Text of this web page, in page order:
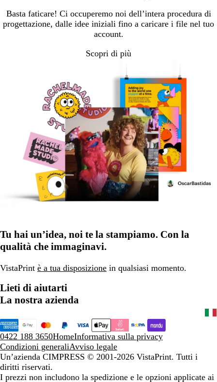
Basta faticare! Ci occuperemo noi dell’intera procedura di
progettazione, dalle idee iniziali fino a caricare i file nel tuo
account.
Scopri di più
Tu hai un’idea, noi te la stampiamo. Con la
qualità che immaginavi.
VistaPrint è a tua disposizione in qualsiasi momento.
Lieti di aiutarti
La nostra azienda
0422 188 3650HomeInformativa sulla privacy
Condizioni generaliAvviso legale
Un’azienda CIMPRESS © 2001-2026 VistaPrint. Tutti i
diritti riservati.
I prezzi non includono la spedizione e le opzioni applicate ai